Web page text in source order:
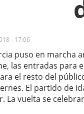
- 17:06
puso en marcha
las entradas para
el resto del
El partido de
La vuelta se